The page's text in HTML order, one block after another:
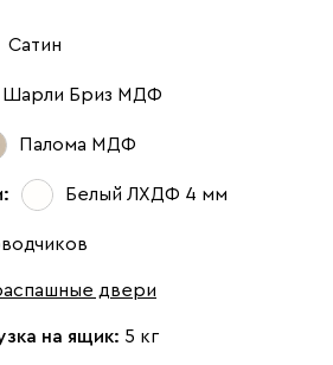
Сатин
Шарли Бриз МДФ
Палома МДФ
Белый ЛХДФ 4 мм
двери
на ящик: 5 кг